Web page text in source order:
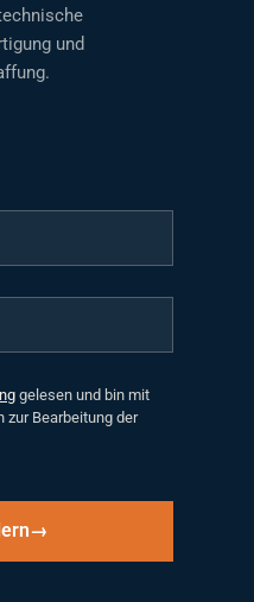
und
gelesen und bin mit
zur Bearbeitung der